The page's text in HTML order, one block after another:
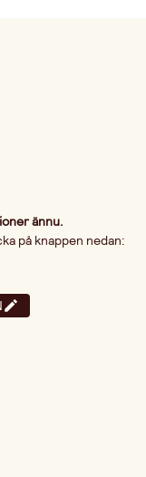
ännu.
på knappen nedan: